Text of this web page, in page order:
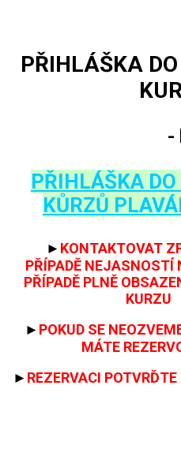
PŘIHLÁŠKA
-
PŘIHLÁŠKA
KŮRZŮ
► KONTAKTOVAT
PŘÍPADĚ NEJASNOSTÍ
PŘÍPADĚ PLNĚ
► POKUD SE
MÁTE
► REZERVACI